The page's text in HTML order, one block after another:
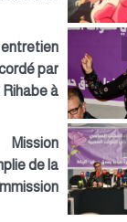
par
Rihabe à
Mission
de la